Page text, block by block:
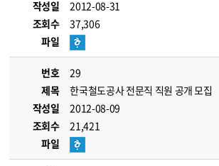
작성일
2012-08-31
조회수
37,306
파일
번호
29
제목
한국철도공사 전문직 직원 공개 모집
작성일
2012-08-09
조회수
21,421
파일